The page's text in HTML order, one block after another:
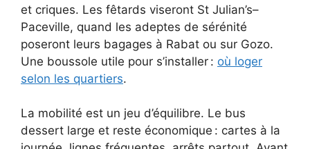
et criques. Les fêtards viseront St Julian’s–
Paceville, quand les adeptes de sérénité
poseront leurs bagages à Rabat ou sur Gozo.
Une boussole utile pour s’installer : où loger
selon les quartiers.
La mobilité est un jeu d’équilibre. Le bus
dessert large et reste économique : cartes à la